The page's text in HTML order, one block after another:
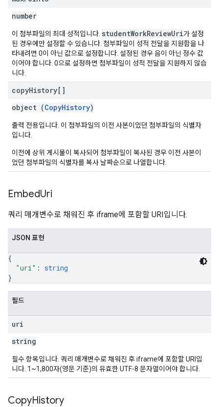
number
이 첨부파일의 최대 성적입니다. studentWorkReviewUri가 설정
된 경우에만 설정할 수 있습니다. 첨부파일이 성적 전달을 지원함을 나
타내려면 0이 아닌 값으로 설정합니다. 설정된 경우 음이 아닌 정수 값
이어야 합니다. 0으로 설정하면 첨부파일이 성적 전달을 지원하지 않습
니다.
copyHistory[]
object (CopyHistory)
출력 전용입니다. 이 첨부파일의 이전 사본이었던 첨부파일의 식별자
입니다.
이전에 상위 게시물이 복사되어 첨부파일이 복사된 경우 이전 사본이
었던 첨부파일의 식별자를 복사 날짜순으로 나열합니다.
EmbedUri
쿼리 매개변수로 채워진 후 iframe에 포함할 URI입니다.
JSON 표현
{
"uri" : string
}
필드
uri
string
필수 항목입니다. 쿼리 매개변수로 채워진 후 iframe에 포함할 URI입
니다. 1~1,800자(영문 기준)의 유효한 UTF-8 문자열이어야 합니다.
CopyHistory